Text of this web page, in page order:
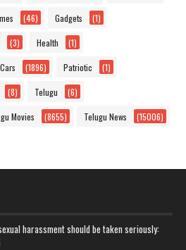
(46) Gadgets (1)
(3) Health (1)
(1896) Patriotic (1)
(8) Telugu (6)
Movies (8655) Telugu News (15006)
harassment should be taken seriously: